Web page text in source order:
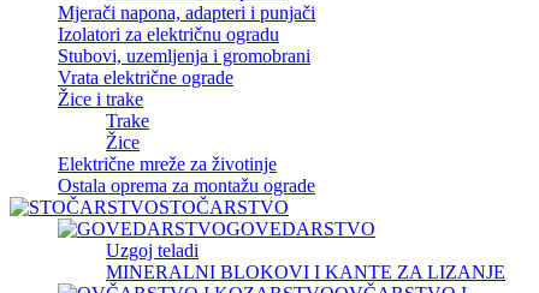
Mjerači napona, adapteri i punjači
Izolatori za električnu ogradu
Stubovi, uzemljenja i gromobrani
Vrata električne ograde
Žice i trake
Trake
Žice
Električne mreže za životinje
Ostala oprema za montažu ograde
STOČARSTVO
GOVEDARSTVO
Uzgoj teladi
MINERALNI BLOKOVI I KANTE ZA LIZANJE